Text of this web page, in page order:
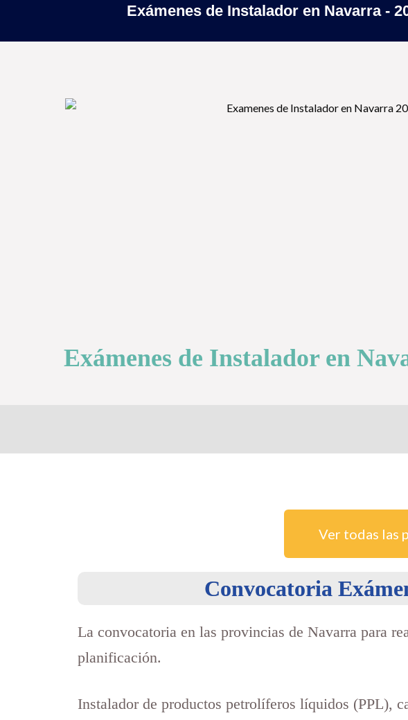
Exámenes de Instalador en Navarra -
Exámenes de Instalador en
Ver todas las
Convocatoria
La convocatoria en las provincias de Navarra para
planificación.
Instalador de productos petrolíferos líquidos (PPL),